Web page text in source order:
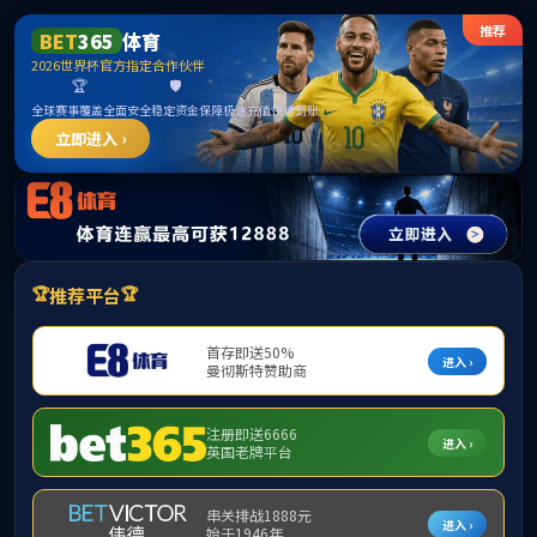
首页 公司概况 公司新闻 通知公告